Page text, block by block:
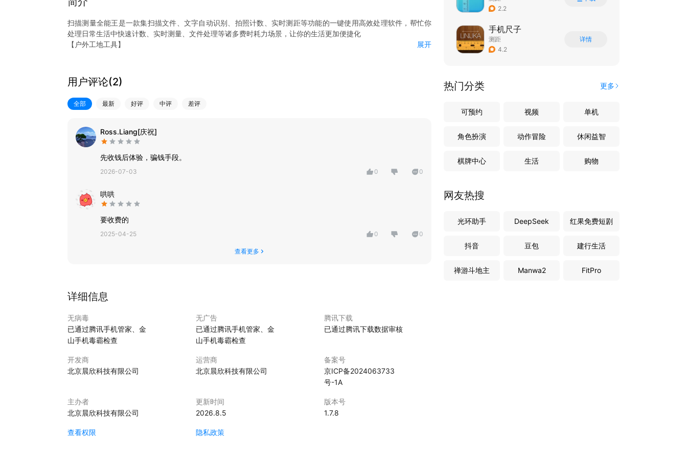
扫描测量全能王是一款集扫描文件、文字自动识别、拍照计数、实时测距等功能的一键使用高效处理软件，帮忙你
处理日常生活中快速计数、实时测量、文件处理等诸多费时耗力场景，让你的生活更加便捷化
【户外工地工具】
实时测距：支持相机精准选点，快速测量物体两点之间距离，装修、建筑、日常使用神器
【学习办公工具】
扫描文件：支持文件、图片、证件、书籍等多类内容智能扫描，智能修复处理成PDF高清扫描件，方便又靠谱
试卷去手写：支持拍照去除手写笔迹，快速还原空白试卷，错题随便练，宝妈带娃辅助智能工具
展开
用户评论(2)
全部 最新 好评 中评 差评
Ross.Liang[庆祝]
先收钱后体验，骗钱手段。
2026-07-03 0 0
哄哄
要收费的
2025-04-25 0 0
查看更多
详细信息
无病毒
已通过腾讯手机管家、金
山手机毒霸检查
无广告
已通过腾讯手机管家、金
山手机毒霸检查
腾讯下载
已通过腾讯下载数据审核
开发商
北京晨欣科技有限公司
运营商
北京晨欣科技有限公司
备案号
京ICP备2024063733
号-1A
主办者
北京晨欣科技有限公司
更新时间
2026.8.5
版本号
1.7.8
查看权限 隐私政策
2.2
手机尺子
测距
4.2
详情
热门分类 更多
可预约 视频 单机
角色扮演 动作冒险 休闲益智
棋牌中心 生活 购物
网友热搜
光环助手 DeepSeek 红果免费短剧
抖音 豆包 建行生活
禅游斗地主 Manwa2 FitPro